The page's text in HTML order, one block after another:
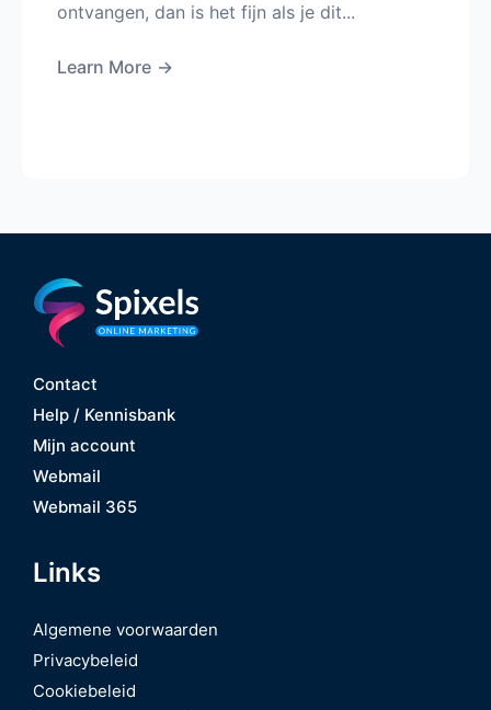
ontvangen, dan is het fijn als je dit...
Learn More →
Contact
Help / Kennisbank
Mijn account
Webmail
Webmail 365
Links
Algemene voorwaarden
Privacybeleid
Cookiebeleid